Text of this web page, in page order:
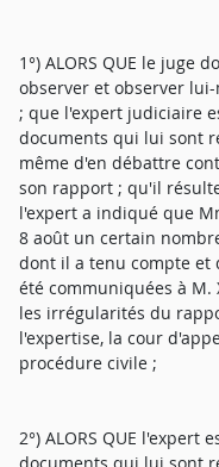
1°) ALORS QUE le juge
observer et observer
; que l'expert judiciaire
documents qui lui sont
même d'en débattre
son rapport ; qu'il
l'expert a indiqué que
8 août un certain
dont il a tenu compte et
été communiquées à
les irrégularités du
l'expertise, la cour
procédure civile ;
2°) ALORS QUE